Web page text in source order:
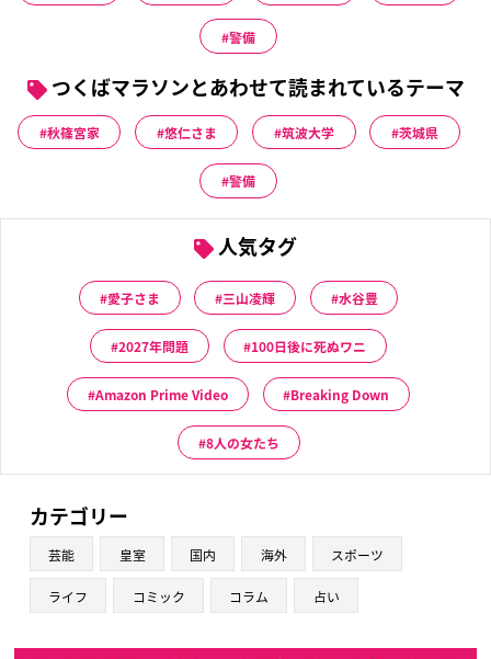
警備
つくばマラソンとあわせて読まれているテーマ
秋篠宮家 悠仁さま 筑波大学 茨城県
警備
人気タグ
愛子さま 三山凌輝 水谷豊
2027年問題 100日後に死ぬワニ
Amazon Prime Video Breaking Down
8人の女たち
カテゴリー
芸能 皇室 国内 海外 スポーツ
ライフ コミック コラム 占い